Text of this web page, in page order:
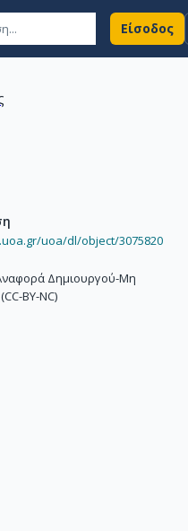
Είσοδος
uoa/dl/object/3075820
Δημιουργού-Μη
BY-NC)